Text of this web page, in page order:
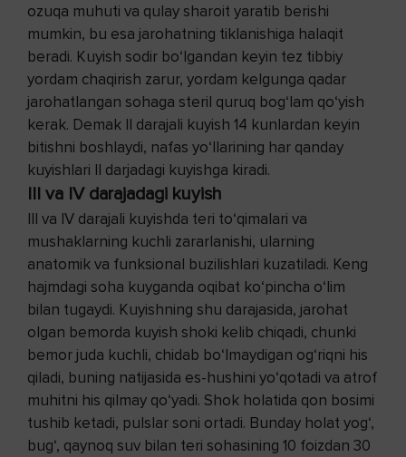
ozuqa muhuti va qulay sharoit yaratib berishi
mumkin, bu esa jarohatning tiklanishiga halaqit
beradi. Kuyish sodir bo‘lgandan keyin tez tibbiy
yordam chaqirish zarur, yordam kelgunga qadar
jarohatlangan sohaga steril quruq bog‘lam qo‘yish
kerak. Demak II darajali kuyish 14 kunlardan keyin
bitishni boshlaydi, nafas yo‘llarining har qanday
kuyishlari II darjadagi kuyishga kiradi.
III va IV darajadagi kuyish
III va IV darajali kuyishda teri to‘qimalari va
mushaklarning kuchli zararlanishi, ularning
anatomik va funksional buzilishlari kuzatiladi. Keng
hajmdagi soha kuyganda oqibat ko‘pincha o‘lim
bilan tugaydi. Kuyishning shu darajasida, jarohat
olgan bemorda kuyish shoki kelib chiqadi, chunki
bemor juda kuchli, chidab bo‘lmaydigan og‘riqni his
qiladi, buning natijasida es-hushini yo‘qotadi va atrof
muhitni his qilmay qo‘yadi. Shok holatida qon bosimi
tushib ketadi, pulslar soni ortadi. Bunday holat yog‘,
bug‘, qaynoq suv bilan teri sohasining 10 foizdan 30